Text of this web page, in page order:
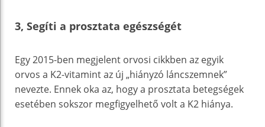
3, Segíti a prosztata egészségét
Egy 2015-ben megjelent orvosi cikkben az egyik
orvos a K2-vitamint az új „hiányzó láncszemnek”
nevezte. Ennek oka az, hogy a prosztata betegségek
esetében sokszor megfigyelhető volt a K2 hiánya.